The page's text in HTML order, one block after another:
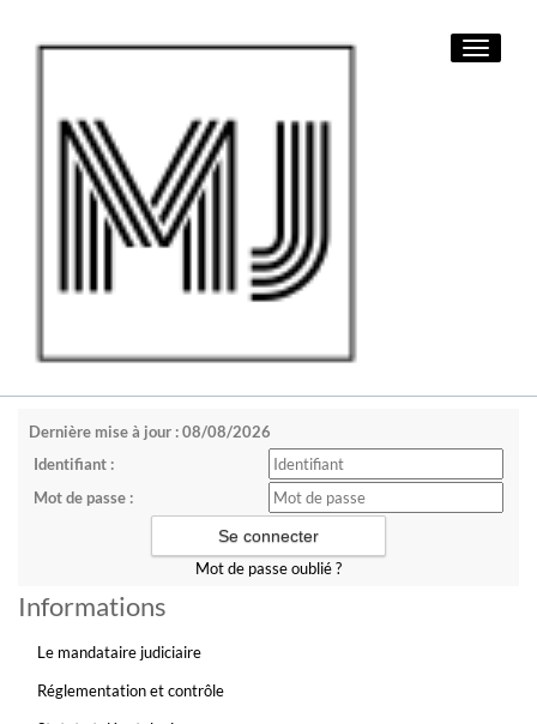
Toggle
Dernière mise à jour : 08/08/2026
Identifiant :
Mot de passe :
Mot de passe oublié ?
Informations
Le mandataire judiciaire
Réglementation et contrôle